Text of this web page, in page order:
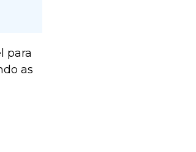
para
as